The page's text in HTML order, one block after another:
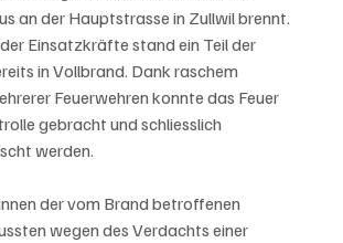
an der Hauptstrasse in Zullwil brennt.
Einsatzkräfte stand ein Teil der
in Vollbrand. Dank raschem
Feuerwehren konnte das Feuer
gebracht und schliesslich
werden.
der vom Brand betroffenen
wegen des Verdachts einer